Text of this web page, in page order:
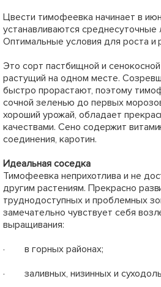
Цвести тимофеевка начинает в
устанавливаются среднесуточные
Оптимальные условия для роста и
Это сорт пастбищной и
растущий на одном месте.
быстро прорастают, поэтому
сочной зеленью до первых
хороший урожай, обладает
качествами. Сено содержит
соединения, каротин.
Идеальная соседка
Тимофеевка неприхотлива и не
другим растениям. Прекрасно
труднодоступных и проблемных
замечательно чувствует себя
выращивания:
· в горных районах;
· заливных, низинных и